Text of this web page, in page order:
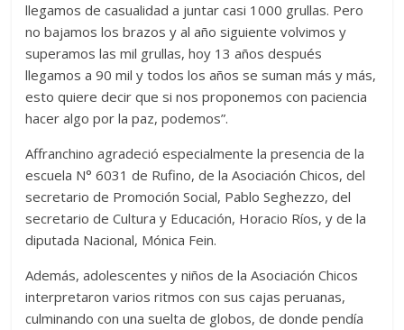
llegamos de casualidad a juntar casi 1000 grullas. Pero
no bajamos los brazos y al año siguiente volvimos y
superamos las mil grullas, hoy 13 años después
llegamos a 90 mil y todos los años se suman más y más,
esto quiere decir que si nos proponemos con paciencia
hacer algo por la paz, podemos”.
Affranchino agradeció especialmente la presencia de la
escuela N° 6031 de Rufino, de la Asociación Chicos, del
secretario de Promoción Social, Pablo Seghezzo, del
secretario de Cultura y Educación, Horacio Ríos, y de la
diputada Nacional, Mónica Fein.
Además, adolescentes y niños de la Asociación Chicos
interpretaron varios ritmos con sus cajas peruanas,
culminando con una suelta de globos, de donde pendía